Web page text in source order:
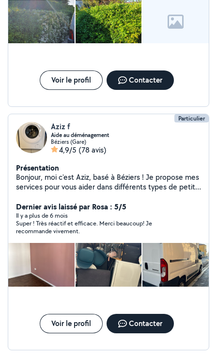
je fais également tout ce qui est entretien de jardin
élagage tente de pelouse taille-haie exetera et tu
nettoyage si vous avez besoin de mes services n'hésitez
pas à me contacter
Voir le profil Contacter
Particulier
Aziz f
Aide au déménagement
Béziers (Gare)
4,9/5 (78 avis)
Présentation
Bonjour, moi c'est Aziz, basé à Béziers ! Je propose mes
services pour vous aider dans différents types de petits
Aide au déménagement : cartons, meubles,
chargement de camion, démontage/remontage Je suis
organisé, soigneux et efficace. Pose de lino / sol souple :
je réalise une pose propre et soignée, avec des
découpes nettes pour un rendu pro. Peinture intérieure
: murs, plafonds, petites retouches ou rafraîchissement
complet, je m'occupe de tout, y compris la préparation.
Je suis ponctuel, appliqué, à l'écoute de vos besoins, et
je travaille toujours proprement. Que ce soit pour
semaine ou le week-end selon vos besoins. Un projet,
une urgence ou juste besoin d'un coup de main ?
Dernier avis laissé par Rosa : 5/5
Il y a plus de 6 mois
Super ! Très réactif et efficace. Merci beaucoup! Je
recommande vivement.
Voir le profil Contacter